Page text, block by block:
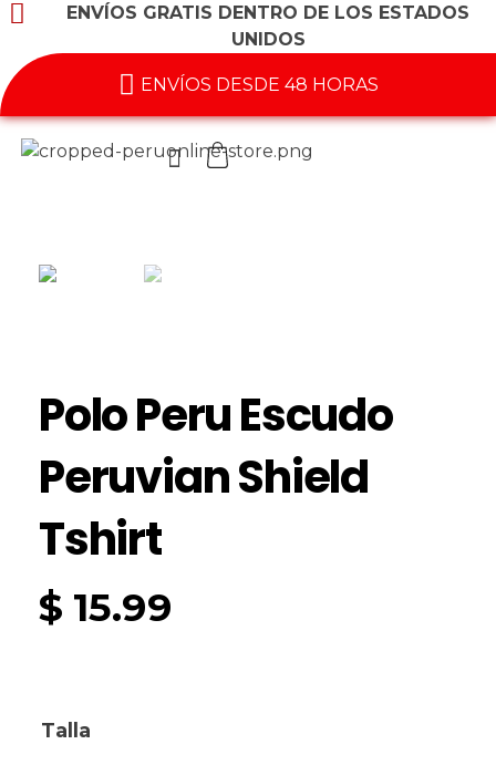
ENVÍOS GRATIS DENTRO DE LOS ESTADOS
UNIDOS
ENVÍOS DESDE 48 HORAS
Polo Peru Escudo
Peruvian Shield
Tshirt
$ 15.99
Talla